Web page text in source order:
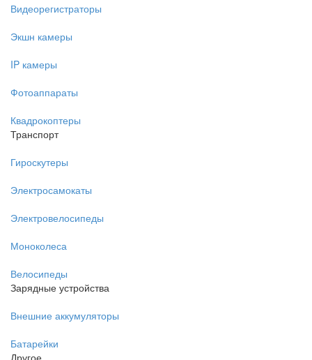
Видеорегистраторы
Экшн камеры
IP камеры
Фотоаппараты
Квадрокоптеры
Транспорт
Гироскутеры
Электросамокаты
Электровелосипеды
Моноколеса
Велосипеды
Зарядные устройства
Внешние аккумуляторы
Батарейки
Другое